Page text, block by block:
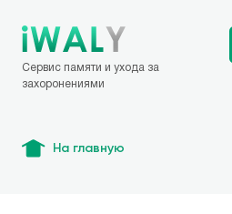
Сервис памяти и ухода за
захоронениями
На главную